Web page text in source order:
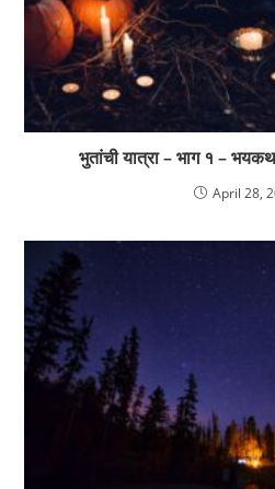
भुतांची यात्रा – भाग १ –
April 28,